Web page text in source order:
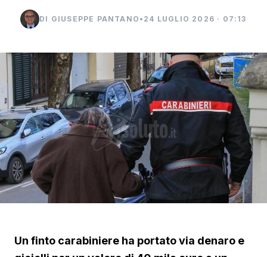
DI GIUSEPPE PANTANO • 24 LUGLIO 2026 · 07:13
Un finto carabiniere ha portato via denaro e